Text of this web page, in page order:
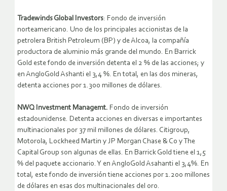
Tradewinds Global Investors: Fondo de inversión
norteamericano. Uno de los principales accionistas de la
petrolera British Petroleum (BP) y de Alcoa, la compañía
productora de aluminio más grande del mundo. En Barrick
Gold este fondo de inversión detenta el 2 % de las acciones; y
en AngloGold Ashanti el 3,4 %. En total, en las dos mineras,
detenta acciones por 1.300 millones de dólares.
NWQ Investment Managemt. Fondo de inversión
estadounidense. Detenta acciones en diversas e importantes
multinacionales por 37 mil millones de dólares. Citigroup,
Motorola, Lockheed Martin y JP Morgan Chase & Co y The
Capital Group son algunas de ellas. En Barrick Gold tiene el 1,5
% del paquete accionario. Y en AngloGold Asahanti el 3,4%. En
total, este fondo de inversión tiene acciones por 1.200 millones
de dólares en esas dos multinacionales del oro.